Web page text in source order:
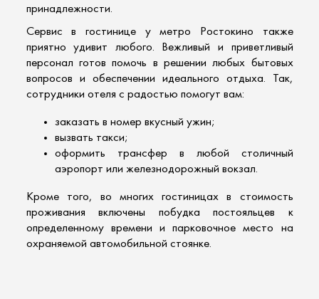
принадлежности.
Сервис в гостинице у метро Ростокино также
приятно удивит любого. Вежливый и приветливый
персонал готов помочь в решении любых бытовых
вопросов и обеспечении идеального отдыха. Так,
сотрудники отеля с радостью помогут вам:
заказать в номер вкусный ужин;
вызвать такси;
оформить трансфер в любой столичный
аэропорт или железнодорожный вокзал.
Кроме того, во многих гостиницах в стоимость
проживания включены побудка постояльцев к
определенному времени и парковочное место на
охраняемой автомобильной стоянке.